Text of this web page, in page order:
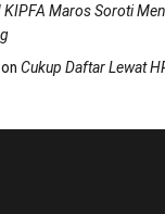
KIPFA Maros Soroti
on Cukup Daftar Lewat